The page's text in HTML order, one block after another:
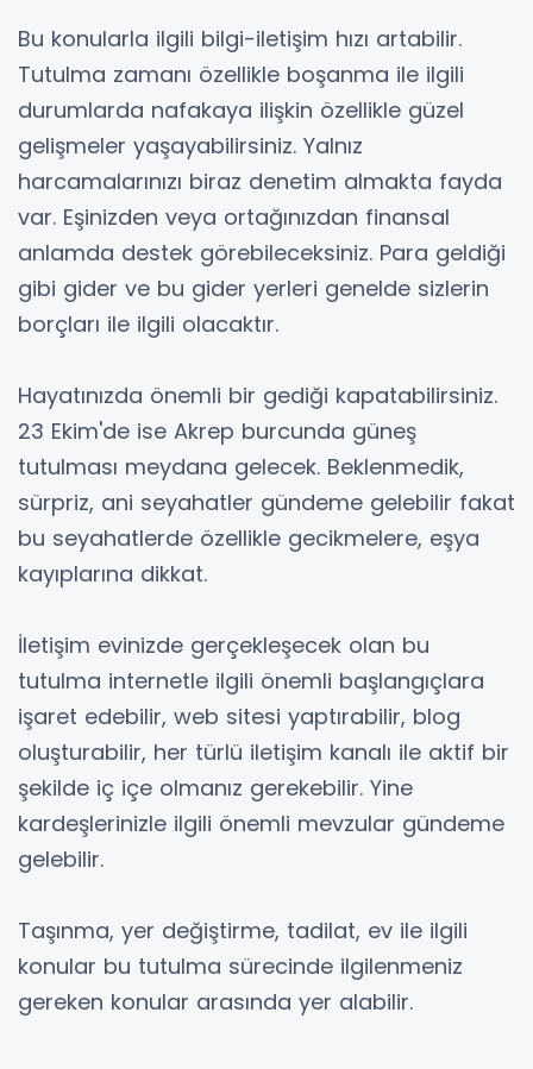
Bu konularla ilgili bilgi-iletişim hızı artabilir.
Tutulma zamanı özellikle boşanma ile ilgili
durumlarda nafakaya ilişkin özellikle güzel
gelişmeler yaşayabilirsiniz. Yalnız
harcamalarınızı biraz denetim almakta fayda
var. Eşinizden veya ortağınızdan finansal
anlamda destek görebileceksiniz. Para geldiği
gibi gider ve bu gider yerleri genelde sizlerin
borçları ile ilgili olacaktır.
Hayatınızda önemli bir gediği kapatabilirsiniz.
23 Ekim'de ise Akrep burcunda güneş
tutulması meydana gelecek. Beklenmedik,
sürpriz, ani seyahatler gündeme gelebilir fakat
bu seyahatlerde özellikle gecikmelere, eşya
kayıplarına dikkat.
İletişim evinizde gerçekleşecek olan bu
tutulma internetle ilgili önemli başlangıçlara
işaret edebilir, web sitesi yaptırabilir, blog
oluşturabilir, her türlü iletişim kanalı ile aktif bir
şekilde iç içe olmanız gerekebilir. Yine
kardeşlerinizle ilgili önemli mevzular gündeme
gelebilir.
Taşınma, yer değiştirme, tadilat, ev ile ilgili
konular bu tutulma sürecinde ilgilenmeniz
gereken konular arasında yer alabilir.